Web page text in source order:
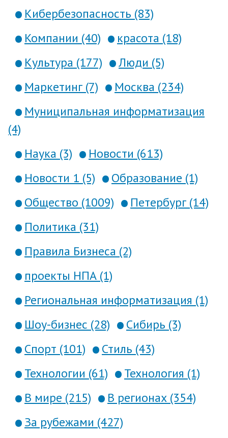
Кибербезопасность (83)
Компании (40)
красота (18)
Культура (177)
Люди (5)
Маркетинг (7)
Москва (234)
Муниципальная информатизация
(4)
Наука (3)
Новости (613)
Новости 1 (5)
Образование (1)
Общество (1009)
Петербург (14)
Политика (31)
Правила Бизнеса (2)
проекты НПА (1)
Региональная информатизация (1)
Шоу-бизнес (28)
Сибирь (3)
Спорт (101)
Стиль (43)
Технологии (61)
Технология (1)
В мире (215)
В регионах (354)
За рубежами (427)